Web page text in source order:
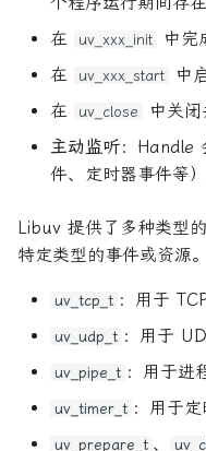
在
uv_xxx_init
中完
在
uv_xxx_start
中
在
uv_close
中关
主动监听：Handle
件、定时器事件等
Libuv 提供了多种类型
特定类型的事件或资源
uv_tcp_t ：用于
uv_udp_t ：用于
uv_pipe_t ：用于进
uv_timer_t ：用于定
uv_prepare_t 、